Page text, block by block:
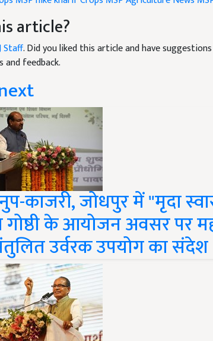
article?
Staff. Did you liked this article and have
and feedback.
काजरी, जोधपुर में "मृदा
गोष्ठी के आयोजन अवसर पर
उर्वरक उपयोग का संदेश